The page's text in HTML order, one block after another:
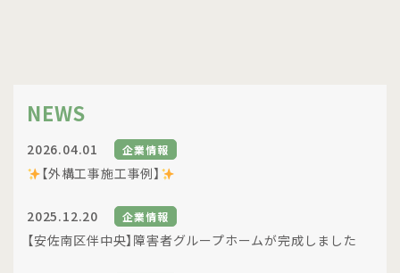
NEWS
2026.04.01 企業情報
【外構工事施工事例】
2025.12.20 企業情報
【安佐南区伴中央】障害者グループホームが完成しました